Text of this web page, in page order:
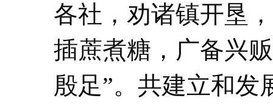
各社，劝诸镇开垦
插蔗煮糖，广备兴
殷足”。共建立和发